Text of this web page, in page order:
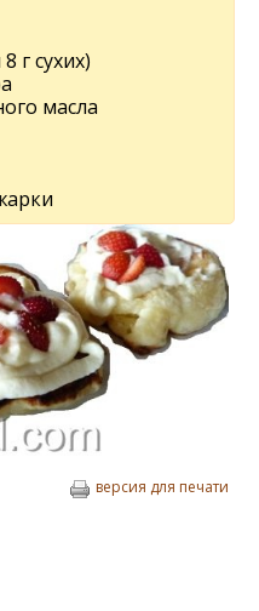
г сухих)
масла
версия для печати